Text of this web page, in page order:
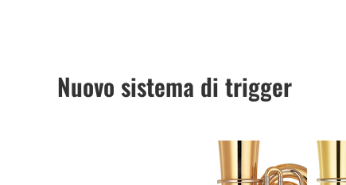
Nuovo sistema di trigger